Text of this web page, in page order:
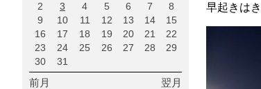
早起きは
2
3 4 5 6 7
8
9
10 11 12 13 14
15
16
17 18 19 20 21
22
23
24 25 26 27 28
29
30
31
前月 翌月